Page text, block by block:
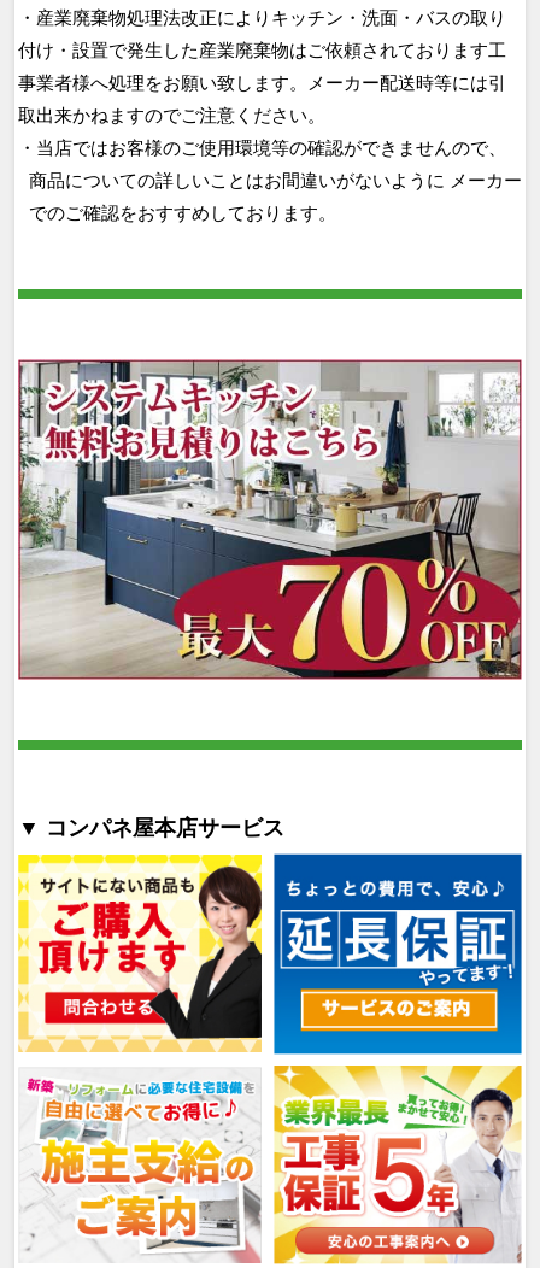
・産業廃棄物処理法改正によりキッチン・洗面・バスの取り
付け・設置で発生した産業廃棄物はご依頼されております工
事業者様へ処理をお願い致します。メーカー配送時等には引
取出来かねますのでご注意ください。
・当店ではお客様のご使用環境等の確認ができませんので、
商品についての詳しいことはお間違いがないように メーカー
でのご確認をおすすめしております。
▼ コンパネ屋本店サービス